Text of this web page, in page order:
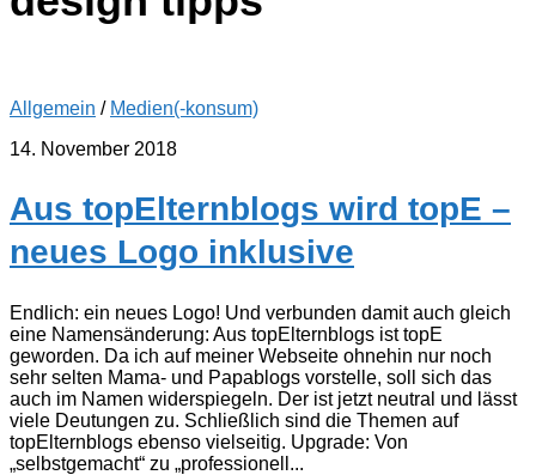
Allgemein / Medien(-konsum)
14. November 2018
Aus topElternblogs wird topE –
neues Logo inklusive
Endlich: ein neues Logo! Und verbunden damit auch gleich
eine Namensänderung: Aus topElternblogs ist topE
geworden. Da ich auf meiner Webseite ohnehin nur noch
sehr selten Mama- und Papablogs vorstelle, soll sich das
auch im Namen widerspiegeln. Der ist jetzt neutral und lässt
viele Deutungen zu. Schließlich sind die Themen auf
topElternblogs ebenso vielseitig. Upgrade: Von
„selbstgemacht“ zu „professionell...